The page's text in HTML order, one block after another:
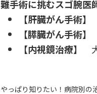
難手術に挑むスゴ腕医
【肝臓がん手術】
【膵臓がん手術】
【内視鏡治療】
やっぱり知りたい！病院別の